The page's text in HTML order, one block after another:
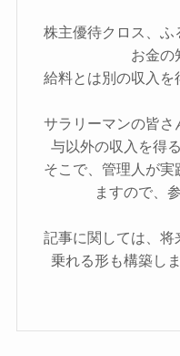
株主優待クロス、
お金の
給料とは別の収入を
サラリーマンの皆さ
与以外の収入を得
そこで、管理人が実
ますので、
記事に関しては、将
乗れる形も構築し